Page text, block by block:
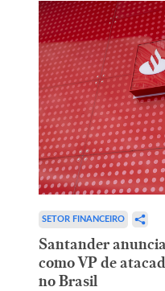
SETOR FINANCEIRO
Santander
como VP de
no Brasil